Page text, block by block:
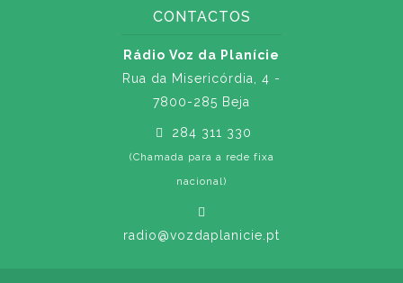
CONTACTOS
Rádio Voz da Planície
Rua da Misericórdia, 4 -
7800-285 Beja
284 311 330
(Chamada para a rede fixa
nacional)
radio@vozdaplanicie.pt